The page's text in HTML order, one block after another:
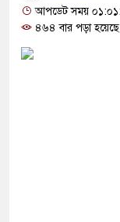
বেরোবির ৭
আপডেট সময়
৪৬৪ বার পড়া হয়েছে